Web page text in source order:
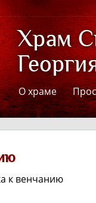
О храме
к венчанию